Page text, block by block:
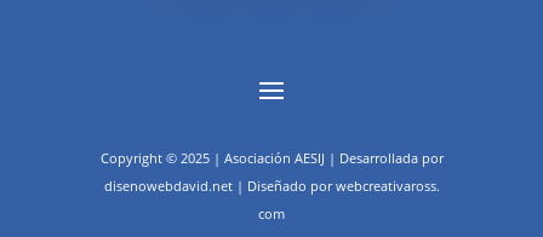
Copyright © 2025 | Asociación AESIJ | Desarrollada por
disenowebdavid.net | Diseñado por webcreativaross.
com